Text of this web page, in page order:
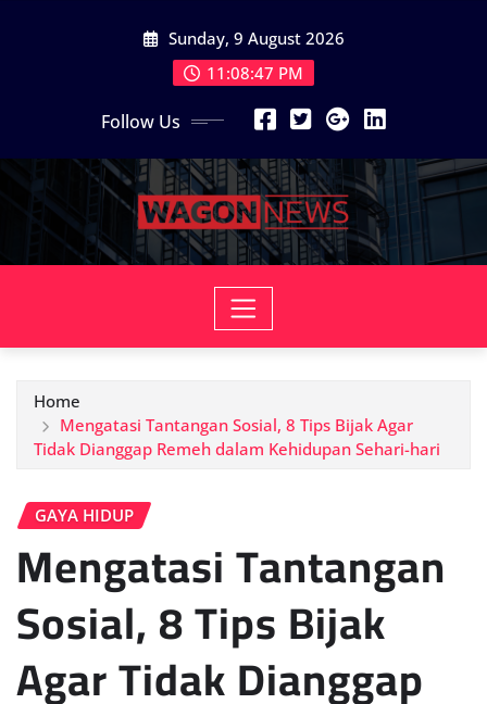
Sunday, 9 August 2026
11:08:48 PM
Follow Us
Home
Mengatasi Tantangan Sosial, 8 Tips Bijak Agar
Tidak Dianggap Remeh dalam Kehidupan Sehari-hari
GAYA HIDUP
Mengatasi Tantangan
Sosial, 8 Tips Bijak
Agar Tidak Dianggap